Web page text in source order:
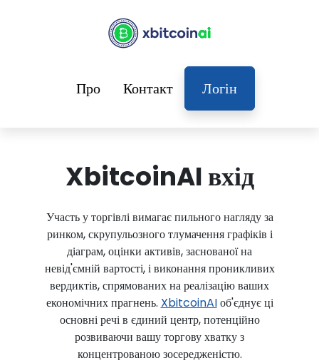
Про Контакт Логін
XbitcoinAI вхід
Участь у торгівлі вимагає пильного нагляду за
ринком, скрупульозного тлумачення графіків і
діаграм, оцінки активів, заснованої на
невід'ємній вартості, і виконання проникливих
вердиктів, спрямованих на реалізацію ваших
економічних прагнень. XbitcoinAIоб'єднує ці
основні речі в єдиний центр, потенційно
розвиваючи вашу торгову хватку з
концентрованою зосередженістю.